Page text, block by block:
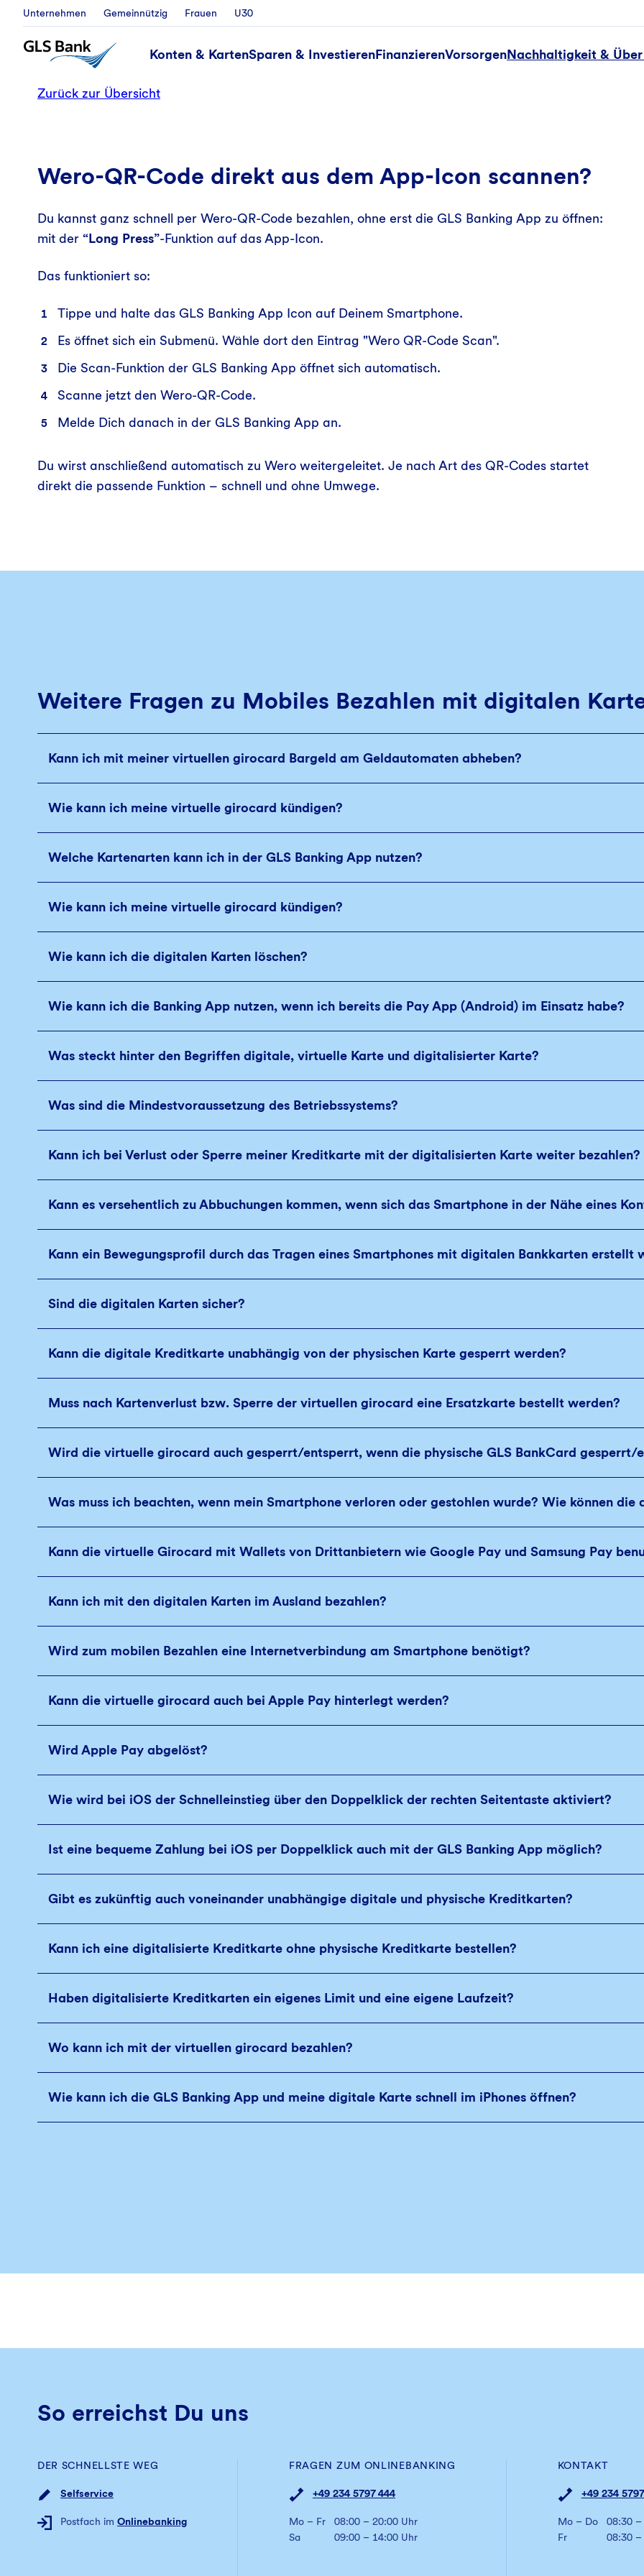
Unternehmen Gemeinnützig Frauen U30
Konten & KartenSparen & InvestierenFinanzierenVorsorgenNachhaltigkeit & Über
Zurück zur Übersicht
Wero-QR-Code direkt aus dem App-Icon scannen?
Du kannst ganz schnell per Wero-QR-Code bezahlen, ohne erst die GLS Banking App zu öffnen:
mit der “Long Press”-Funktion auf das App-Icon.
Das funktioniert so:
Tippe und halte das GLS Banking App Icon auf Deinem Smartphone.
Es öffnet sich ein Submenü. Wähle dort den Eintrag "Wero QR-Code Scan".
Die Scan-Funktion der GLS Banking App öffnet sich automatisch.
Scanne jetzt den Wero-QR-Code.
Melde Dich danach in der GLS Banking App an.
Du wirst anschließend automatisch zu Wero weitergeleitet. Je nach Art des QR-Codes startet
direkt die passende Funktion – schnell und ohne Umwege.
Weitere Fragen zu Mobiles Bezahlen mit digitalen
Kann ich mit meiner virtuellen girocard Bargeld am Geldautomaten abheben?
Wie kann ich meine virtuelle girocard kündigen?
Welche Kartenarten kann ich in der GLS Banking App nutzen?
Wie kann ich meine virtuelle girocard kündigen?
Wie kann ich die digitalen Karten löschen?
Wie kann ich die Banking App nutzen, wenn ich bereits die Pay App (Android) im Einsatz habe?
Was steckt hinter den Begriffen digitale, virtuelle Karte und digitalisierter Karte?
Was sind die Mindestvoraussetzung des Betriebssystems?
Kann ich bei Verlust oder Sperre meiner Kreditkarte mit der digitalisierten Karte weiter bezahlen?
Kann es versehentlich zu Abbuchungen kommen, wenn sich das Smartphone in der Nähe eines
Kann ein Bewegungsprofil durch das Tragen eines Smartphones mit digitalen Bankkarten erstellt
Sind die digitalen Karten sicher?
Kann die digitale Kreditkarte unabhängig von der physischen Karte gesperrt werden?
Muss nach Kartenverlust bzw. Sperre der virtuellen girocard eine Ersatzkarte bestellt werden?
Wird die virtuelle girocard auch gesperrt/entsperrt, wenn die physische GLS BankCard gesperrt/
Was muss ich beachten, wenn mein Smartphone verloren oder gestohlen wurde? Wie können
Kann die virtuelle Girocard mit Wallets von Drittanbietern wie Google Pay und Samsung Pay
Kann ich mit den digitalen Karten im Ausland bezahlen?
Wird zum mobilen Bezahlen eine Internetverbindung am Smartphone benötigt?
Kann die virtuelle girocard auch bei Apple Pay hinterlegt werden?
Wird Apple Pay abgelöst?
Wie wird bei iOS der Schnelleinstieg über den Doppelklick der rechten Seitentaste aktiviert?
Ist eine bequeme Zahlung bei iOS per Doppelklick auch mit der GLS Banking App möglich?
Gibt es zukünftig auch voneinander unabhängige digitale und physische Kreditkarten?
Kann ich eine digitalisierte Kreditkarte ohne physische Kreditkarte bestellen?
Haben digitalisierte Kreditkarten ein eigenes Limit und eine eigene Laufzeit?
Wo kann ich mit der virtuellen girocard bezahlen?
Wie kann ich die GLS Banking App und meine digitale Karte schnell im iPhones öffnen?
So erreichst Du uns
DER SCHNELLSTE WEG
Selfservice
Postfach im Onlinebanking
FRAGEN ZUM ONLINEBANKING
+49 234 5797 444
Mo – Fr
08:00 – 20:00 Uhr
Sa
09:00 – 14:00 Uhr
KONTAKT
+49 234
Mo – Do
08:30 –
Fr
08:30 –